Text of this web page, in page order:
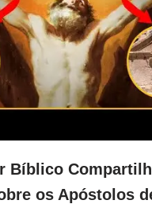
Bíblico
os Apóstolos